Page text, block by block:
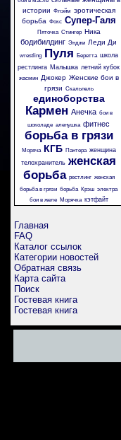
истории Флэйм эротическая
борьба Фокс Супер-Галя
Пяточка Стингер Ника
бодибилдинг Энджи Леди Ди
wrestling Пуля Беретта школа
рестлинга Малышка летний кубок
жасмин Джокер Женские бои в
грязи Скальпель
единоборства
Кармен Анечка бои в
шоколаде аленушка фитнес
борьба в грязи
Моряча КГБ Пантера женщина
телохранитель женская
борьба рестлинг женская
борьба в грязи борьба Крэш электра
бои в желе
Морячка кэтфайт
Главная
FAQ
Каталог ссылок
Категории новостей
Обратная связь
Карта сайта
Поиск
Гостевая книга
Гостевая книга